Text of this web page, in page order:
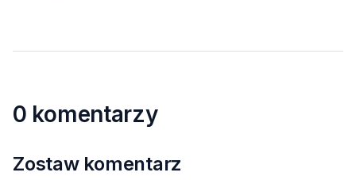
0 komentarzy
Zostaw komentarz